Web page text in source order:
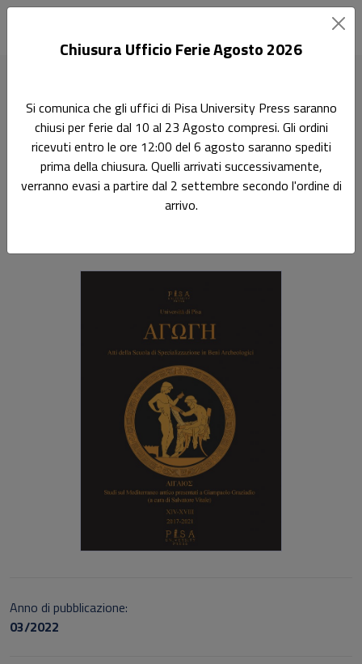
AGOGHE' XIV-XVIII
Atti della scuola di specializzazione in Archeologia
Anno di pubblicazione:
03/2022
Chiusura Ufficio Ferie Agosto 2026
Si comunica che gli uffici di Pisa University Press saranno
chiusi per ferie dal 10 al 23 Agosto compresi. Gli ordini
ricevuti entro le ore 12:00 del 6 agosto saranno spediti
prima della chiusura. Quelli arrivati successivamente,
verranno evasi a partire dal 2 settembre secondo l'ordine di
arrivo.